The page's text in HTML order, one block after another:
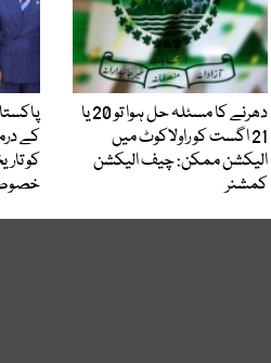
دھرنے کا مسئلہ حل ہوا تو 20 یا
21 اگست کو راولاکوٹ میں
الیکشن ممکن: چیف الیکشن
کمشنر
کے
کو